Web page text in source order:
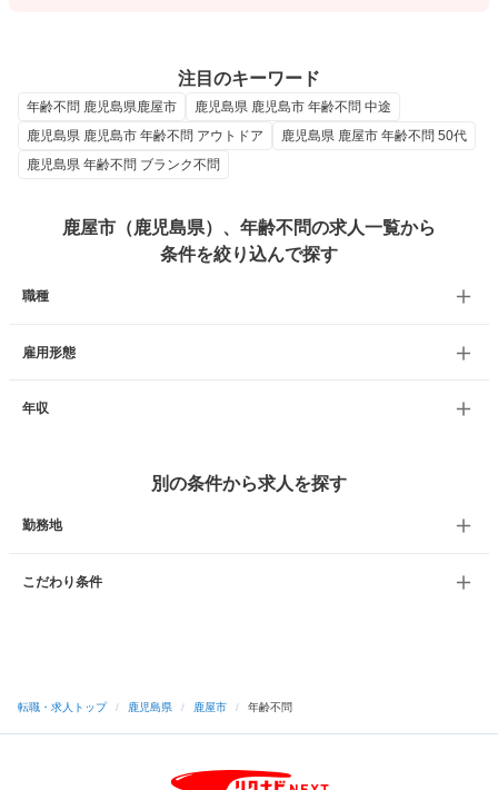
注目のキーワード
年齢不問 鹿児島県鹿屋市
鹿児島県 鹿児島市 年齢不問 中途
鹿児島県 鹿児島市 年齢不問 アウトドア
鹿児島県 鹿屋市 年齢不問 50代
鹿児島県 年齢不問 ブランク不問
鹿屋市（鹿児島県）、年齢不問の求人一覧から
条件を絞り込んで探す
職種
雇用形態
年収
別の条件から求人を探す
勤務地
こだわり条件
転職・求人トップ / 鹿児島県 / 鹿屋市 / 年齢不問